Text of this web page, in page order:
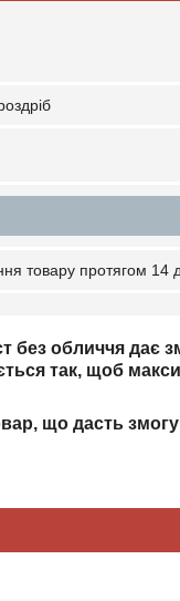
товару протягом 14
без обличчя
так, щоб
що дасть